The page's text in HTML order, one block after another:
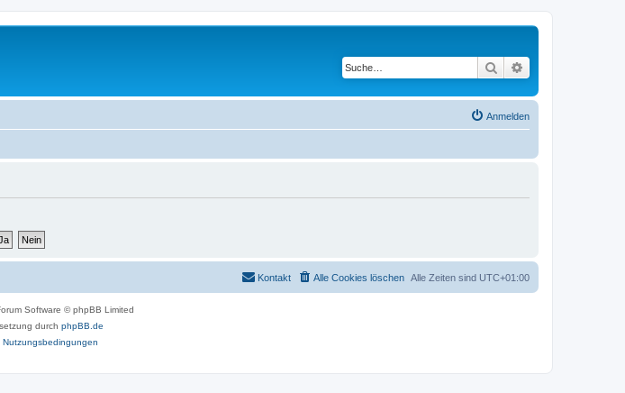
Suche
Anmelden
Alle Zeiten sind UTC+01:00
Alle Cookies löschen
Kontakt
Software © phpBB Limited
durch phpBB.de
Nutzungsbedingungen